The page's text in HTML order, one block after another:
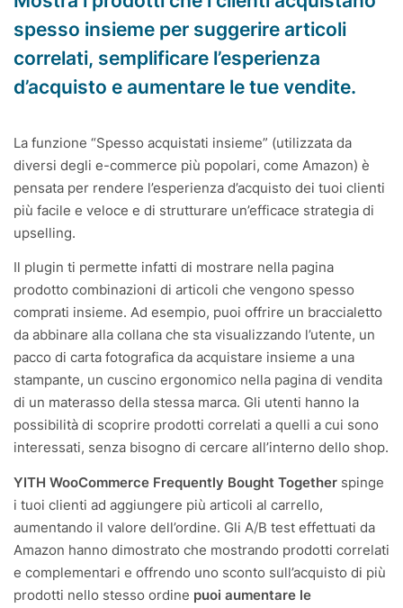
spesso insieme per suggerire articoli
correlati, semplificare l’esperienza
d’acquisto e aumentare le tue vendite.
La funzione “Spesso acquistati insieme” (utilizzata da
diversi degli e-commerce più popolari, come Amazon) è
pensata per rendere l’esperienza d’acquisto dei tuoi clienti
più facile e veloce e di strutturare un’efficace strategia di
upselling.
Il plugin ti permette infatti di mostrare nella pagina
prodotto combinazioni di articoli che vengono spesso
comprati insieme. Ad esempio, puoi offrire un braccialetto
da abbinare alla collana che sta visualizzando l’utente, un
pacco di carta fotografica da acquistare insieme a una
stampante, un cuscino ergonomico nella pagina di vendita
di un materasso della stessa marca. Gli utenti hanno la
possibilità di scoprire prodotti correlati a quelli a cui sono
interessati, senza bisogno di cercare all’interno dello shop.
YITH WooCommerce Frequently Bought Together spinge
i tuoi clienti ad aggiungere più articoli al carrello,
aumentando il valore dell’ordine. Gli A/B test effettuati da
Amazon hanno dimostrato che mostrando prodotti correlati
e complementari e offrendo uno sconto sull’acquisto di più
prodotti nello stesso ordine puoi aumentare le